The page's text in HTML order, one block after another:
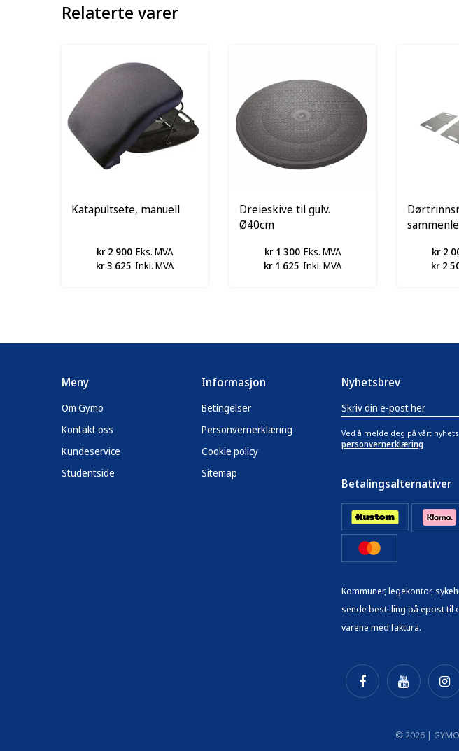
Relaterte varer
Katapultsete, manuell
kr 2 900 Eks. MVA
kr 3 625 Inkl. MVA
Dreieskive til gulv.
Ø40cm
kr 1 300 Eks. MVA
kr 1 625 Inkl. MVA
kr 2
kr 2
Meny
Om Gymo
Kontakt oss
Kundeservice
Studentside
Informasjon
Betingelser
Personvernerklæring
Cookie policy
Sitemap
Nyhetsbrev
Ved å melde deg på vårt
personvernerklæring
Betalingsalternativer
Kommuner, legekontor,
sende bestilling på epost til
varene med faktura.
© 2026 |